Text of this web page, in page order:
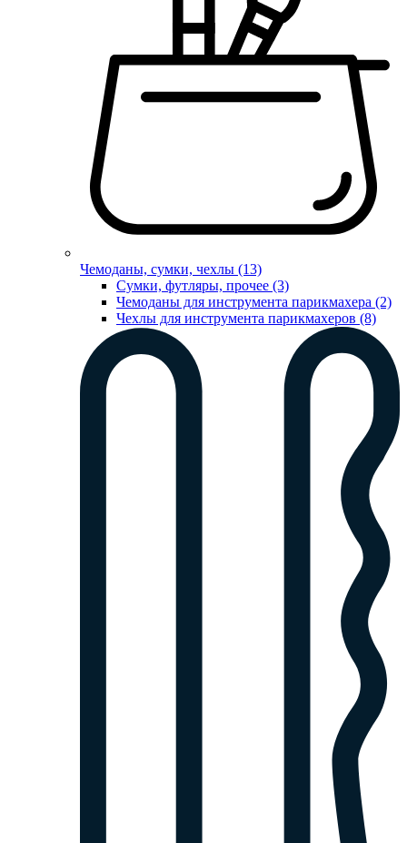
Чемоданы, сумки, чехлы (13)
Сумки, футляры, прочее (3)
Чемоданы для инструмента парикмахера (2)
Чехлы для инструмента парикмахеров (8)